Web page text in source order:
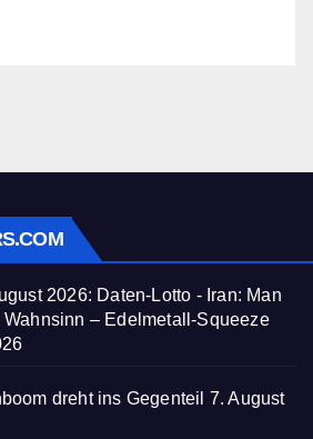
2026: Daten-Lotto - Iran: Man
– Edelmetall-Squeeze
dreht ins Gegenteil 7. August